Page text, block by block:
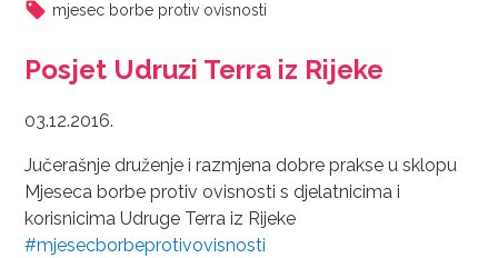
mjesec borbe protiv ovisnosti
Posjet Udruzi Terra iz Rijeke
03.12.2016.
Jučerašnje druženje i razmjena dobre prakse u sklopu
Mjeseca borbe protiv ovisnosti s djelatnicima i
korisnicima Udruge Terra iz Rijeke
#mjesecborbeprotivovisnosti